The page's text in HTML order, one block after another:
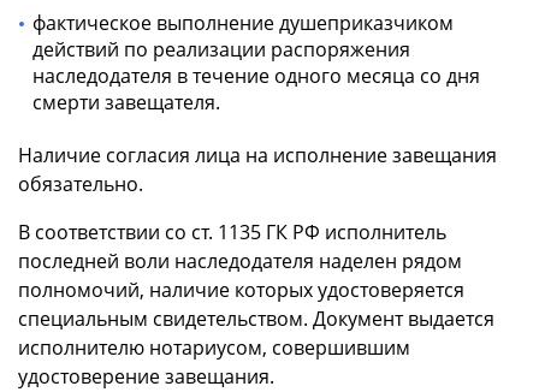
фактическое выполнение душеприказчиком
действий по реализации распоряжения
наследодателя в течение одного месяца со дня
смерти завещателя.
Наличие согласия лица на исполнение завещания
обязательно.
В соответствии со ст. 1135 ГК РФ исполнитель
последней воли наследодателя наделен рядом
полномочий, наличие которых удостоверяется
специальным свидетельством. Документ выдается
исполнителю нотариусом, совершившим
удостоверение завещания.